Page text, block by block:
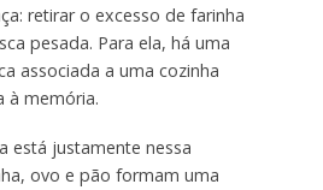
retirar o excesso de farinha
pesada. Para ela, há uma
associada a uma cozinha
à memória.
está justamente nessa
ovo e pão formam uma